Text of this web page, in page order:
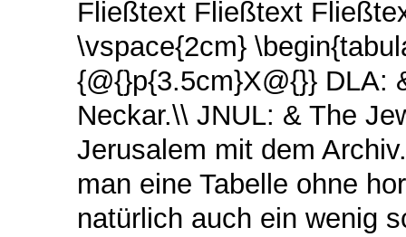
Fließtext Fließtext
\vspace{2cm}
{@{}p{3.5cm}X@{}} DLA:
Neckar.\\ JNUL: & The
Jerusalem mit dem
man eine Tabelle ohne
natürlich auch ein wenig